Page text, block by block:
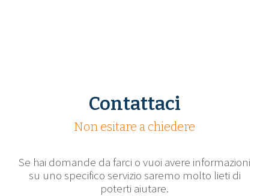
Contattaci
Non esitare a chiedere
Se hai domande da farci o vuoi avere informazioni
su uno specifico servizio saremo molto lieti di
poterti aiutare.